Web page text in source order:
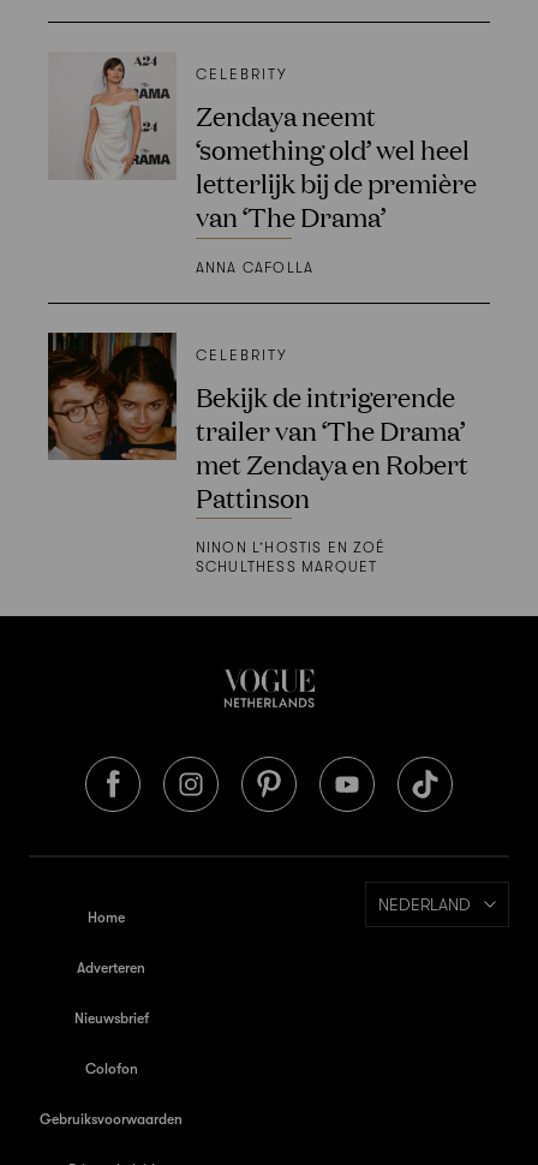
CELEBRITY
Zendaya neemt
‘something old’ wel heel
letterlijk bij de première
van ‘The Drama’
ANNA CAFOLLA
CELEBRITY
Bekijk de intrigerende
trailer van ‘The Drama’
met Zendaya en Robert
Pattinson
NINON L’HOSTIS EN ZOÉ
SCHULTHESS MARQUET
Home
Adverteren
Nieuwsbrief
Colofon
Gebruiksvoorwaarden
NEDERLAND